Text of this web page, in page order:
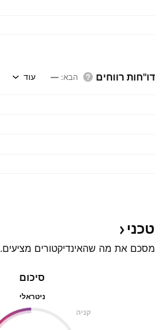
דו"חות רווחים הבא:
— עוד
טכני
מסכם את מה שהאינדיקטורים מציעים.
סיכום
ניטראלי
קניה